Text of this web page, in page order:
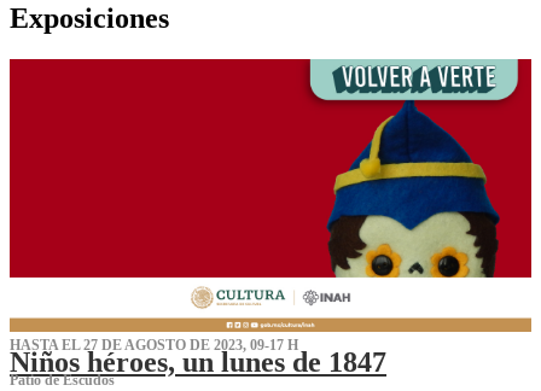
Exposiciones
HASTA EL 27 DE AGOSTO DE 2023, 09-17 H
Niños héroes, un lunes de 1847
Patio de Escudos